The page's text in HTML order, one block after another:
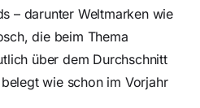
– darunter Weltmarken wie
die beim Thema
über dem Durchschnitt
wie schon im Vorjahr